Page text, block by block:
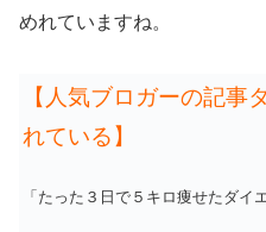
めれていますね。
【人気ブロガーの記事
れている】
「たった３日で５キロ痩せたダイ